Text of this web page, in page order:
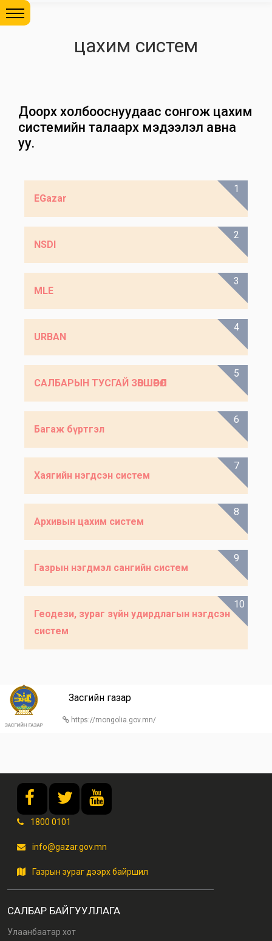
цахим систем
Доорх холбооснуудаас сонгож цахим
системийн талаарх мэдээлэл авна
уу.
EGazar
1
NSDI
2
MLE
3
URBAN
4
САЛБАРЫН ТУСГАЙ ЗӨВШӨӨРӨЛ
5
Багаж бүртгэл
6
Хаягийн нэгдсэн систем
7
Архивын цахим систем
8
Газрын нэгдмэл сангийн систем
9
Геодези, зураг зүйн удирдлагын нэгдсэн
систем
10
Засгийн газар
https://mongolia.gov.mn/
1800 0101
info@gazar.gov.mn
Газрын зураг дээрх байршил
САЛБАР БАЙГУУЛЛАГА
Улаанбаатар хот